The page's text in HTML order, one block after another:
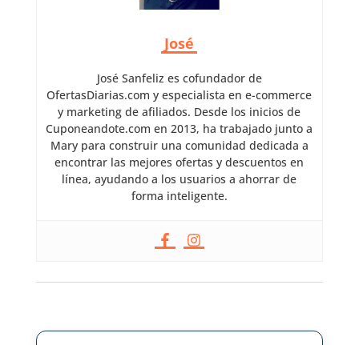
José
José Sanfeliz es cofundador de
OfertasDiarias.com y especialista en e-commerce
y marketing de afiliados. Desde los inicios de
Cuponeandote.com en 2013, ha trabajado junto a
Mary para construir una comunidad dedicada a
encontrar las mejores ofertas y descuentos en
línea, ayudando a los usuarios a ahorrar de
forma inteligente.